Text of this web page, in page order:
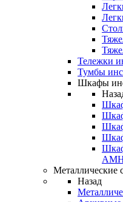
Тележки
Тумбы
Шкафы
Металлические
Назад